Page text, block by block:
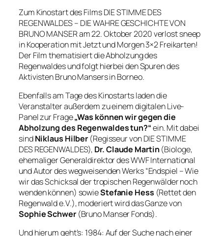
Zum Kinostart des Films DIE STIMME DES
REGENWALDES – DIE WAHRE GESCHICHTE VON
BRUNO MANSER am 22. Oktober 2020 verlost sneep
in Kooperation mit Jetzt und Morgen 3×2 Freikarten!
Der Film thematisiert die Abholzung des
Regenwaldes und folgt hierbei den Spuren des
Aktivisten Bruno Mansers in Borneo.
Ebenfalls am Tage des Kinostarts laden die
Veranstalter außerdem zu einem digitalen Live-
Panel zur Frage„Was können wir gegen die
Abholzung des Regenwaldes tun?“ein. Mit dabei
sindNiklaus Hilber (Regisseur von DIE STIMME
DES REGENWALDES), Dr. Claude Martin(Biologe,
ehemaliger Generaldirektor des WWF International
und Autor des wegweisenden Werks “Endspiel – Wie
wir das Schicksal der tropischen Regenwälder noch
wenden können) sowieStefanie Hess (Rettet den
Regenwald e.V.), moderiert wird das Ganze von
Sophie Schwer (Bruno Manser Fonds).
Und hierum geht’s: 1984: Auf der Suche nach einer